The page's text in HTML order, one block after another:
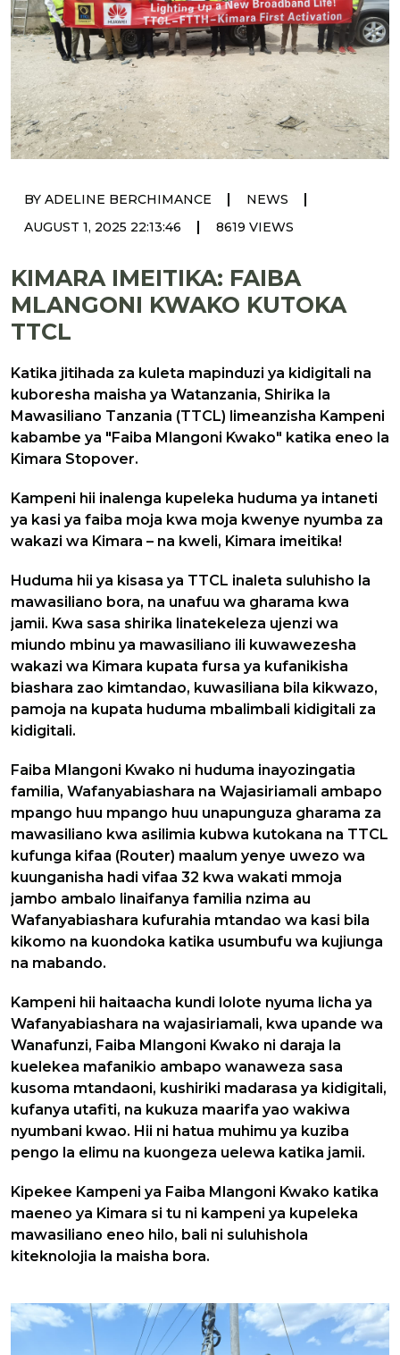
BY ADELINE BERCHIMANCE | NEWS |
AUGUST 1, 2025 22:13:46 | 8619 VIEWS
KIMARA IMEITIKA: FAIBA
MLANGONI KWAKO KUTOKA
TTCL
Katika jitihada za kuleta mapinduzi ya kidigitali na
kuboresha maisha ya Watanzania, Shirika la
Mawasiliano Tanzania (TTCL) limeanzisha Kampeni
kabambe ya "Faiba Mlangoni Kwako" katika eneo la
Kimara Stopover.
Kampeni hii inalenga kupeleka huduma ya intaneti
ya kasi ya faiba moja kwa moja kwenye nyumba za
wakazi wa Kimara – na kweli, Kimara imeitika!
Huduma hii ya kisasa ya TTCL inaleta suluhisho la
mawasiliano bora, na unafuu wa gharama kwa
jamii. Kwa sasa shirika linatekeleza ujenzi wa
miundo mbinu ya mawasiliano ili kuwawezesha
wakazi wa Kimara kupata fursa ya kufanikisha
biashara zao kimtandao, kuwasiliana bila kikwazo,
pamoja na kupata huduma mbalimbali kidigitali za
kidigitali.
Faiba Mlangoni Kwako ni huduma inayozingatia
familia, Wafanyabiashara na Wajasiriamali ambapo
mpango huu mpango huu unapunguza gharama za
mawasiliano kwa asilimia kubwa kutokana na TTCL
kufunga kifaa (Router) maalum yenye uwezo wa
kuunganisha hadi vifaa 32 kwa wakati mmoja
jambo ambalo linaifanya familia nzima au
Wafanyabiashara kufurahia mtandao wa kasi bila
kikomo na kuondoka katika usumbufu wa kujiunga
na mabando.
Kampeni hii haitaacha kundi lolote nyuma licha ya
Wafanyabiashara na wajasiriamali, kwa upande wa
Wanafunzi, Faiba Mlangoni Kwako ni daraja la
kuelekea mafanikio ambapo wanaweza sasa
kusoma mtandaoni, kushiriki madarasa ya kidigitali,
kufanya utafiti, na kukuza maarifa yao wakiwa
nyumbani kwao. Hii ni hatua muhimu ya kuziba
pengo la elimu na kuongeza uelewa katika jamii.
Kipekee Kampeni ya Faiba Mlangoni Kwako katika
maeneo ya Kimara si tu ni kampeni ya kupeleka
mawasiliano eneo hilo, bali ni suluhishola
kiteknolojia la maisha bora.